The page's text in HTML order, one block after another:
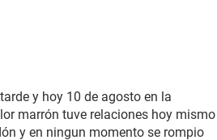
y hoy 10 de agosto en la
marrón tuve relaciones hoy mismo
y en ningun momento se rompio